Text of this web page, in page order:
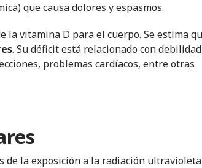
que causa dolores y espasmos.
la vitamina D para el cuerpo. Se estima
. Su déficit está relacionado con debilidad
problemas cardíacos, entre otras
de la exposición a la radiación ultravioleta